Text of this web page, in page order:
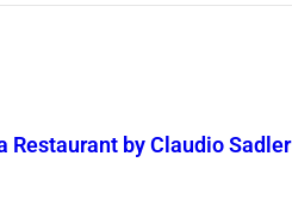
Restaurant by Claudio Sadler